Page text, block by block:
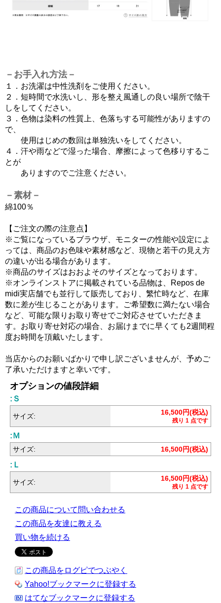
－お手入れ方法－
１．お洗濯は中性洗剤をご使用ください。
２．短時間で水洗いし、形を整え風通しの良い場所で陰干
しをしてください。
３．色物は染料の性質上、色落ちする可能性がありますの
で、
使用はじめの数回は単独洗いをしてください。
４．汗や雨などで湿った場合、摩擦によって色移りするこ
とが
ありますのでご注意ください。
－素材－
綿100％
【ご注文の際の注意点】
※ご覧になっているブラウザ、モニターの性能や設定によ
っては、商品のお色味や素材感など、現物と若干の見え方
の違いが出る場合があります。
※商品のサイズはおおよそのサイズとなっております。
※オンラインストアに掲載されている品物は、Repos de
midi実店舗でも並行して販売しており、繁忙時など、在庫
数に差が生じることがあります。ご希望数に満たない場合
など、可能な限りお取り寄せでご対応させていただきま
す。お取り寄せ対応の場合、お届けまでに早くても2週間程
度お時間を頂戴いたします。
当店からのお願いばかりで申し訳ございませんが、予めご
了承いただけますと幸いです。
オプションの値段詳細
:Ｓ
サイズ: 16,500円(税込)
残り 1 点です
:Ｍ
サイズ: 16,500円(税込)
:Ｌ
サイズ: 16,500円(税込)
残り 1 点です
この商品について問い合わせる
この商品を友達に教える
買い物を続ける
この商品をログピでつぶやく
Yahoo!ブックマークに登録する
はてなブックマークに登録する